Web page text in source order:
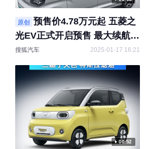
原创
预售价4.78万元起 五菱之
光EV正式开启预售 最大续航
201公里
搜狐汽车 2025-01-17 16:21
00:52